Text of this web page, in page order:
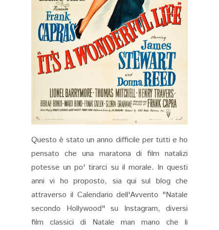
Questo è stato un anno difficile per tutti e ho
pensato che una maratona di film natalizi
potesse un po' tirarci su il morale. In questi
anni vi ho proposto, sia qui sul blog che
attraverso il Calendario dell'Avvento "Natale
secondo Hollywood" su Instagram, diversi
film classici di Natale man mano che li